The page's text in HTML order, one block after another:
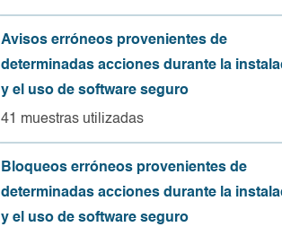
Avisos erróneos provenientes de
determinadas acciones durante la
y el uso de software seguro
41 muestras utilizadas
Bloqueos erróneos provenientes de
determinadas acciones durante la
y el uso de software seguro